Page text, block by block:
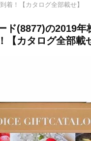
着！【カタログ全部載せ】
ド(8877)の2019年
【カタログ全部載